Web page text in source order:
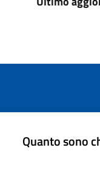
Quanto sono